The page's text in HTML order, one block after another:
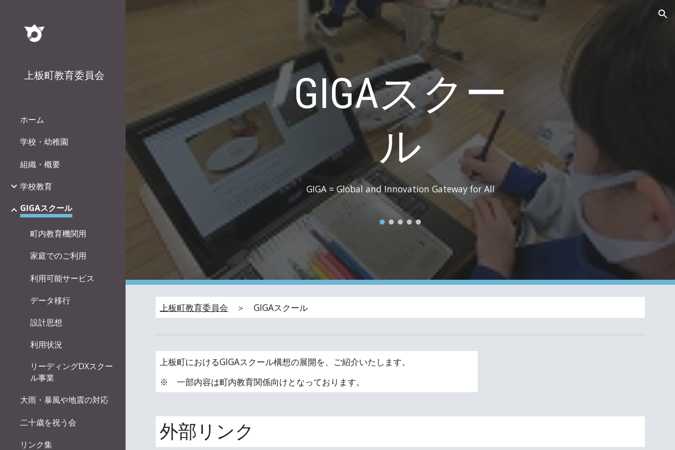
Skip to navigation
上板町教育委員会
ホーム
学校・幼稚園
組織・概要
学校教育
GIGAスクール
町内教育機関用
家庭でのご利用
利用可能サービス
データ移行
設計思想
利用状況
リーディングDXスクー
ル事業
大雨・暴風や地震の対応
二十歳を祝う会
リンク集
GIGAスクー
ル
GIGA = Global and Innovation Gateway for All
上板町教育委員会 ＞GIGAスクール
上板町におけるGIGAスクール構想の展開を、ご紹介いたします。
※ 一部内容は町内教育関係向けとなっております。
外部リンク